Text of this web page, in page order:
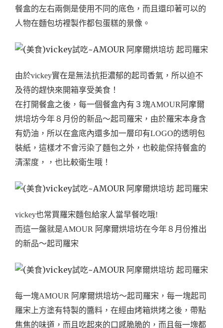
餐盒的左右兩側是使用不同的底色，而且還印著可以的
人物在麵包坊裡製作都包蛋糕的景像。
由於vickey實在是無法抗拒濃郁的起司香氣，所以迫不
及待的趕快來開箱享受美食！
在打開餐盒之後，每一個餐盒內有３塊AMOUR阿摩爾
烘培坊今年８月份的新品～起司羅宋，由於羅宋本身含
有奶油，所以在盒底內還多加一層印有LOGO的透明包
裝紙，這樣才不會污染了麵包之外，也較能保持餐盒的
清潔度，，也比較衛生哦！
vickey也常買羅宋麵包給家人當早餐吃哦!
而這一盤就是AMOUR 阿摩爾烘培坊在今年８月份推出
的新品～起司羅宋
每一塊AMOUR 阿摩爾烘培坊～起司羅宋，每一塊起司
羅宋上方塗有特製的醬料，在經由烤箱烘烤之後，帶點
焦焦的味道，而且吃起來的口感脆脆的，而且每一塊都